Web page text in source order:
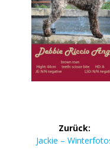
Zurück:
Jackie –